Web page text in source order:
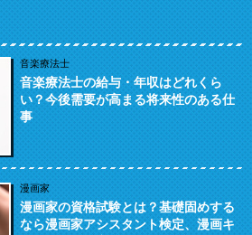
音楽療法士
音楽療法士の給与・年収はどれくら
い？今後需要が高まる将来性のある仕
事
漫画家
漫画家の資格試験とは？基礎固めする
なら漫画家アシスタント検定、漫画キ